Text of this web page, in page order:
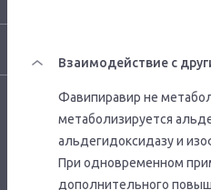
Взаимодействие с
Фавипиравир не
метаболизируется
альдегидоксидазу и
При одновременном
дополнительного